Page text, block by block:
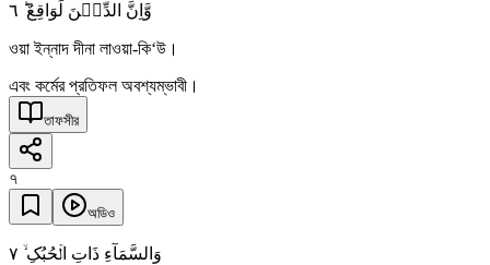
وَّاِنَّ الدِّیۡنَ لَوَاقِعٌ ؕ ٦
ওয়া ইন্নাদ দীনা লাওয়া-কি‘উ।
এবং কর্মের প্রতিফল অবশ্যম্ভাবী।
তাফসীর
৭
অডিও
وَالسَّمَآءِ ذَاتِ الۡحُبُکِ ۙ ٧